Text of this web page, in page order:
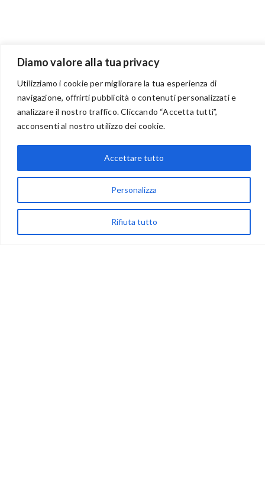
Diamo valore alla tua privacy
Utilizziamo i cookie per migliorare la tua esperienza di
navigazione, offrirti pubblicità o contenuti personalizzati e
analizzare il nostro traffico. Cliccando “Accetta tutti”,
acconsenti al nostro utilizzo dei cookie.
Personalizza
Rifiuta tutto
Accettare tutto
BENVENUTI NEL PORTALE RIVENDITORI
via Acqua delle Noci 12
83024 Monteforte Irpino (AV)
WhatsApp